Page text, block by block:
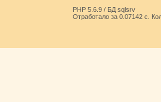
PHP 5.6.9 / БД sqlsrv
Отработало за 0.07142 с.